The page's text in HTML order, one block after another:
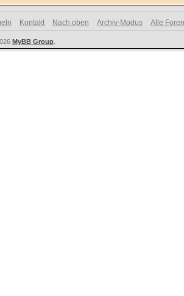
Kontakt Nach oben Archiv-Modus Alle
MyBB Group